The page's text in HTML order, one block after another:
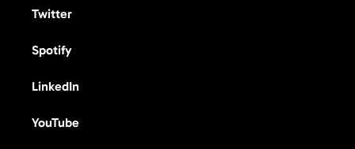
Twitter
Spotify
LinkedIn
YouTube